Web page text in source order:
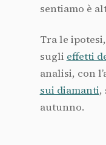
sentiamo è
Tra le
sugli effetti
analisi, con
sui diamanti,
autunno.